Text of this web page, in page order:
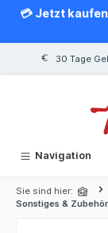
springen
💳 Jetzt
30 Tage
Navigation
Sie sind hier:
Sonstiges & Zubehör